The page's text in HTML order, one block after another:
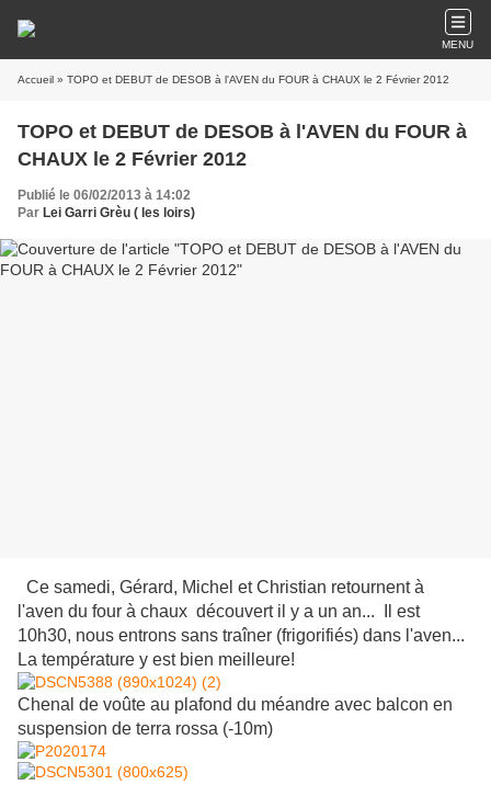
MENU
Accueil » TOPO et DEBUT de DESOB à l'AVEN du FOUR à CHAUX le 2 Février 2012
TOPO et DEBUT de DESOB à l'AVEN du FOUR à
CHAUX le 2 Février 2012
Publié le 06/02/2013 à 14:02
Par Lei Garri Grèu ( les loirs)
Ce samedi, Gérard, Michel et Christian retournent à
l'aven du four à chaux découvert il y a un an... Il est
10h30, nous entrons sans traîner (frigorifiés) dans l'aven...
La température y est bien meilleure!
Chenal de voûte au plafond du méandre avec balcon en
suspension de terra rossa (-10m)